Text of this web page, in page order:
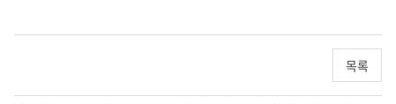
목록